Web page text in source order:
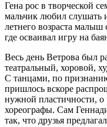
Гена рос в творческой
мальчик любил слушать
летнего возраста
где осваивал игру на
Весь день Ветрова был
театральный, хоровой,
С танцами, по
пришлось вскоре
нужной пластичности, о
хореографы. Сам
так, что друзья